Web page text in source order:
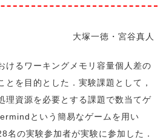
大塚一徳・宮谷真人
けるワーキングメモリ容量個人差の
とを目的とした．実験課題として，
理資源を必要とする課題で数当てゲ
という簡易なゲームを用い
名の実験参加者が実験に参加した．